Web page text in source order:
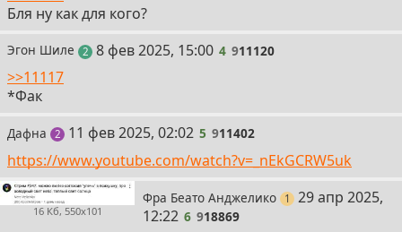
Бля ну как для кого?
Эгон Шиле 2поста
4
8 фев 2025, 15:00 4 911120
>>11117
*Фак
Дафна 2поста
5
11 фев 2025, 02:02 5 911402
https://www.youtube.com/watch?v=_nEkGCRW5uk
16 Кб, 550x101
Фра Беато Анджелико 1пост
6
29 апр 2025,
12:22 6 918869